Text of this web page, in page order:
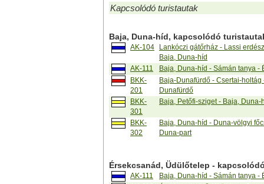
Kapcsolódó turistautak
Baja, Duna-híd, kapcsolódó
AK-104
Lankóczi gátőrház - Lassi
Baja, Duna-híd
AK-111
Baja, Duna-híd - Sámán tanya -
BKK-
201
Baja-Dunafürdő - Csertai-
Dunafürdő
BKK-
301
Baja, Petőfi-sziget - Baja, Duna-
BKK-
302
Baja, Duna-híd - Duna-völgyi
Duna-part
Érsekcsanád, Üdülőtelep -
AK-111
Baja, Duna-híd - Sámán tanya -